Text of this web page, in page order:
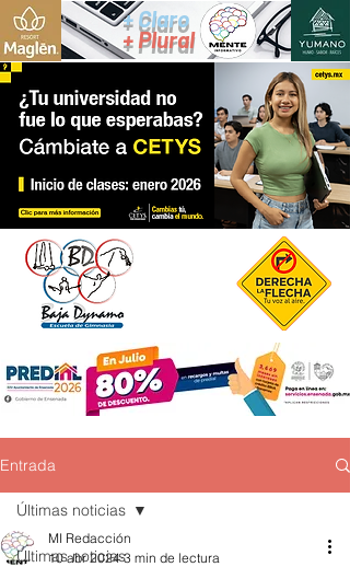
+ Claro
+ Plural
Entrada
Últimas noticias
Últimas noticias
MI Redacción
10 abr 2024 3 min de lectura